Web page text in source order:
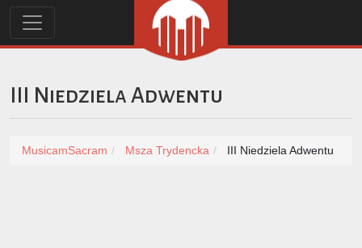
III Niedziela Adwentu
MusicamSacram Msza Trydencka III Niedziela Adwentu